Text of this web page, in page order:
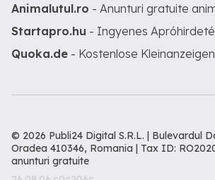
Animalutul.ro - Anunturi gratuite
Startapro.hu - Ingyenes
Quoka.de - Kostenlose Kleinanzeigen
© 2026 Publi24 Digital S.R.L. | Bulevardul
Oradea 410346, Romania | Tax ID:
anunturi gratuite